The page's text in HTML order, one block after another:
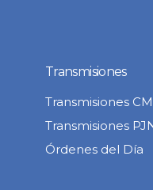
Transmisiones
Transmisiones CM
Transmisiones
Órdenes del Día